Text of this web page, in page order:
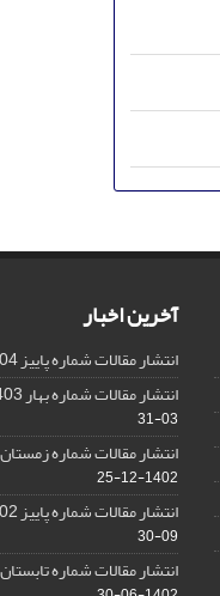
آخرین اخبار
انتشار مقالات شماره پاییز 1404
انتشار مقالات شماره بهار 1403 نشریه
03-31
انتشار مقالات شماره زمستان 1402 نشریه
1402-12-25
انتشار مقالات شماره پاییز 1402 نشریه
09-30
انتشار مقالات شماره تابستان 1402 نشریه